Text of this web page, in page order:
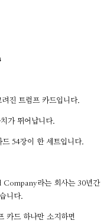
진 트럼프 카드입니다.
가 뛰어납니다.
54장이 한 세트입니다.
Company라는 회사는 30년간
니다.
카드 하나만 소지하면